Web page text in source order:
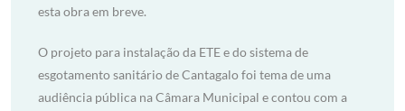
esta obra em breve.
O projeto para instalação da ETE e do sistema de
esgotamento sanitário de Cantagalo foi tema de uma
audiência pública na Câmara Municipal e contou com a